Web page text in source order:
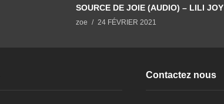
SOURCE DE JOIE (AUDIO) – LILI JOY
zoe 24 FÉVRIER 2021
Contactez nous